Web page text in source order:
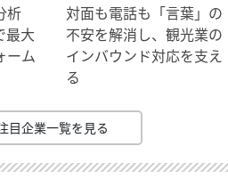
析
最大
ーム
対面も電話も「言葉」の
不安を解消し、観光業の
インバウンド対応を支え
る
目企業一覧を見る